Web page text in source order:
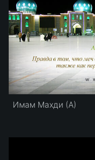
Имам Махди (А)